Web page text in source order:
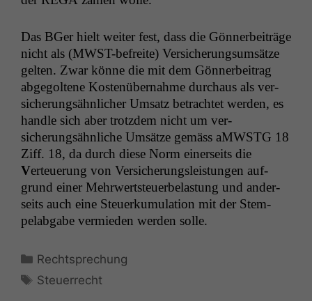
Das BGer hielt weit­er fest, dass die Gön­ner­beiträge
nicht als (MWST-befre­ite) Ver­sicherung­sum­sätze
gel­ten. Zwar könne die mit dem Gön­ner­beitrag
abge­goltene Kostenüber­nahme dur­chaus als ver­
sicherungsähn­lich­er Umsatz betra­chtet wer­den, es
han­dle sich aber trotz­dem nicht um ver­
sicherungsähn­liche Umsätze gemäss aMW­STG 18
Ziff. 18, da durch diese Norm ein­er­seits die
Verteuerung von Ver­sicherungsleis­tun­gen auf­
grund ein­er Mehrw­ert­s­teuer­be­las­tung und ander­
seits auch eine Steuerku­mu­la­tion mit der Stem­
pelab­gabe ver­mieden wer­den solle.
Kategorien
Rechtsprechung
Schlagwörter
Steuerrecht